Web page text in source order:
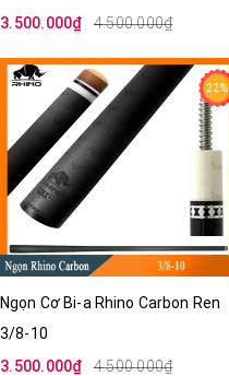
3.500.000₫
4.500.000₫
22%
Ngọn Cơ Bi-a Rhino Carbon Ren
3/8-10
3.500.000₫
4.500.000₫